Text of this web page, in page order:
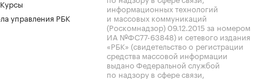
управления РБК
информационных технологий
и массовых коммуникаций
(Роскомнадзор) 09.12.2015 за номером
ИА №ФС77-63848) и сетевого издания
«РБК» (свидетельство о регистрации
средства массовой информации
выдано Федеральной службой
по надзору в сфере связи,